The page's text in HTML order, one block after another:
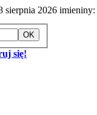
sierpnia 2026 imieniny:
się!